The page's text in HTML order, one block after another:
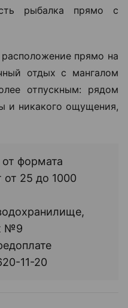
рыбалка прямо с
прямо на
отдых с мангалом
отпускным: рядом
и никакого ощущения,
от формата
от 25 до 1000
№9
11-20